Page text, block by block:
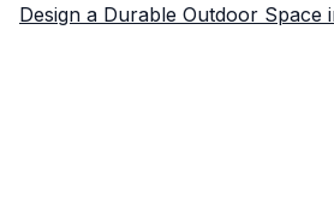
Design a Durable Outdoor Space